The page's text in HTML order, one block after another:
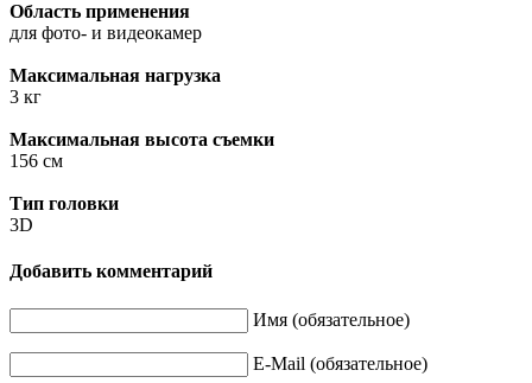
Область применения
для фото- и видеокамер
Максимальная нагрузка
3 кг
Максимальная высота съемки
156 см
Тип головки
3D
Добавить комментарий
Имя (обязательное)
E-Mail (обязательное)